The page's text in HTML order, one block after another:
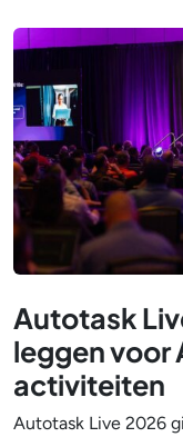
Autotask
leggen voor
activiteiten
Autotask Live 2026